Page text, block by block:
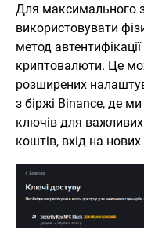
Для максимального
використовувати
метод
криптовалюти. Це
розширених
з біржі Binance, де
ключів для важливих
коштів, вхід на